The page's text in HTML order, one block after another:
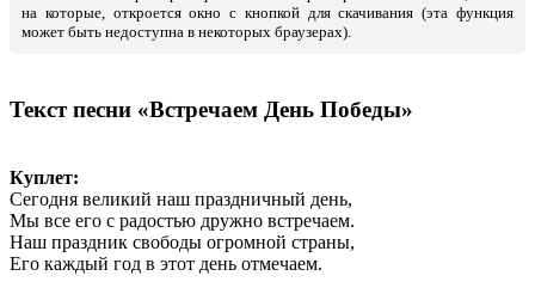
на которые, откроется окно с кнопкой для скачивания (эта функция
может быть недоступна в некоторых браузерах).
Текст песни «Встречаем День Победы»
Куплет:
Сегодня великий наш праздничный день,
Мы все его с радостью дружно встречаем.
Наш праздник свободы огромной страны,
Его каждый год в этот день отмечаем.